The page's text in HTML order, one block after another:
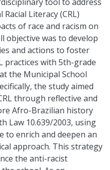
Literacy (CRL)
of race and racism on
objective was to develop
and actions to foster
practices with 5th-grade
the Municipal School
the study aimed
through reflective and
Afro-Brazilian history
Law 10.639/2003, using
to enrich and deepen an
approach. This strategy
the anti-racist